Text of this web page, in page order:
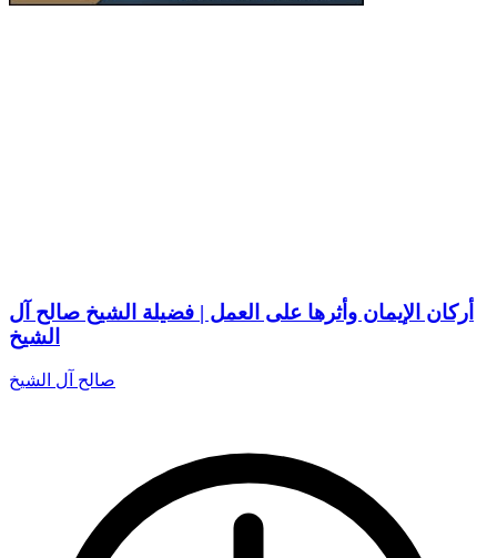
أركان الإيمان وأثرها على العمل | فضيلة الشيخ صالح آل
الشيخ
صالح آل الشيخ